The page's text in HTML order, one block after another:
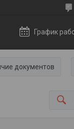
График
документов